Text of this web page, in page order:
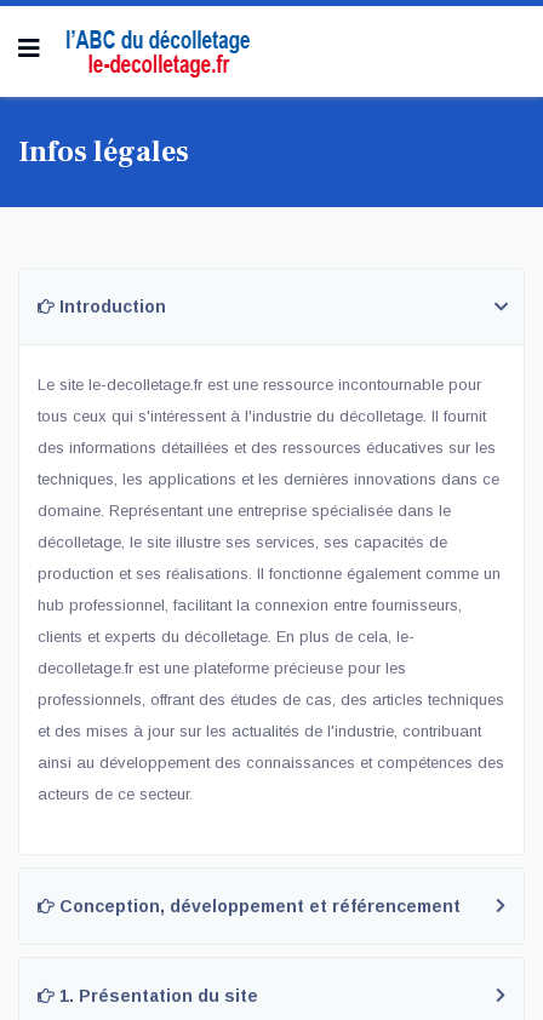
Infos légales
Introduction
Le site le-decolletage.fr est une ressource incontournable pour
tous ceux qui s'intéressent à l'industrie du décolletage. Il fournit
des informations détaillées et des ressources éducatives sur les
techniques, les applications et les dernières innovations dans ce
domaine. Représentant une entreprise spécialisée dans le
décolletage, le site illustre ses services, ses capacités de
production et ses réalisations. Il fonctionne également comme un
hub professionnel, facilitant la connexion entre fournisseurs,
clients et experts du décolletage. En plus de cela, le-
decolletage.fr est une plateforme précieuse pour les
professionnels, offrant des études de cas, des articles techniques
et des mises à jour sur les actualités de l'industrie, contribuant
ainsi au développement des connaissances et compétences des
acteurs de ce secteur.
Conception, développement et référencement
1. Présentation du site